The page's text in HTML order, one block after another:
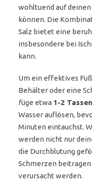
wohltuend auf
können. Die
Salz bietet eine
insbesondere bei
kann.
Um ein effektives
Behälter oder eine
füge etwa 1-2
Wasser auflösen,
Minuten eintauchst.
werden nicht nur
die Durchblutung
Schmerzen beitragen
verursacht werden.